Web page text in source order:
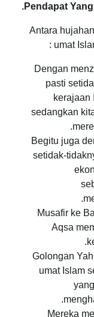
Pendapat
Antara
umat
Dengan
pasti
kerajaan
sedangkan
Begitu juga
setidak-
Musafir ke
Aqsa
Golongan
umat Islam
Mereka